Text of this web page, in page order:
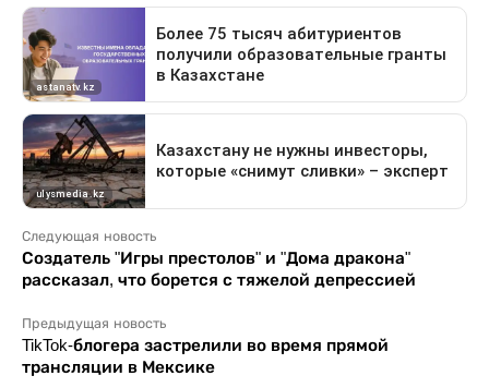
Следующая новость
Создатель "Игры престолов" и "Дома дракона"
рассказал, что борется с тяжелой депрессией
Предыдущая новость
TikTok-блогера застрелили во время прямой
трансляции в Мексике